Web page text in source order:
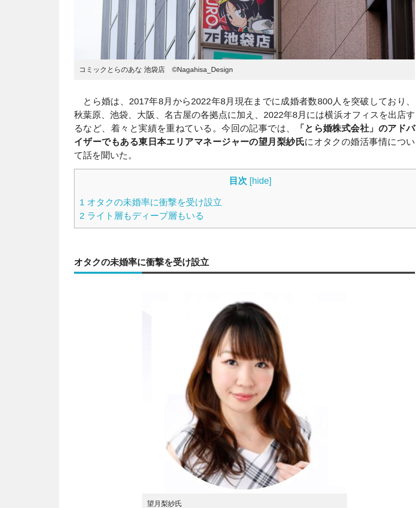
コミックとらのあな 池袋店 ©Nagahisa_Design
とら婚は、2017年8月から2022年8月現在までに成婚者数800人を突破しており、
秋葉原、池袋、大阪、名古屋の各拠点に加え、2022年8月には横浜オフィスを出店す
るなど、着々と実績を重ねている。今回の記事では、
「とら婚株式会社」のアドバ
イザーでもある東日本エリアマネージャーの望月梨紗氏にオタクの婚活事情につい
て話を聞いた。
目次 [hide]
1 オタクの未婚率に衝撃を受け設立
2 ライト層もディープ層もいる
オタクの未婚率に衝撃を受け設立
望月梨紗氏